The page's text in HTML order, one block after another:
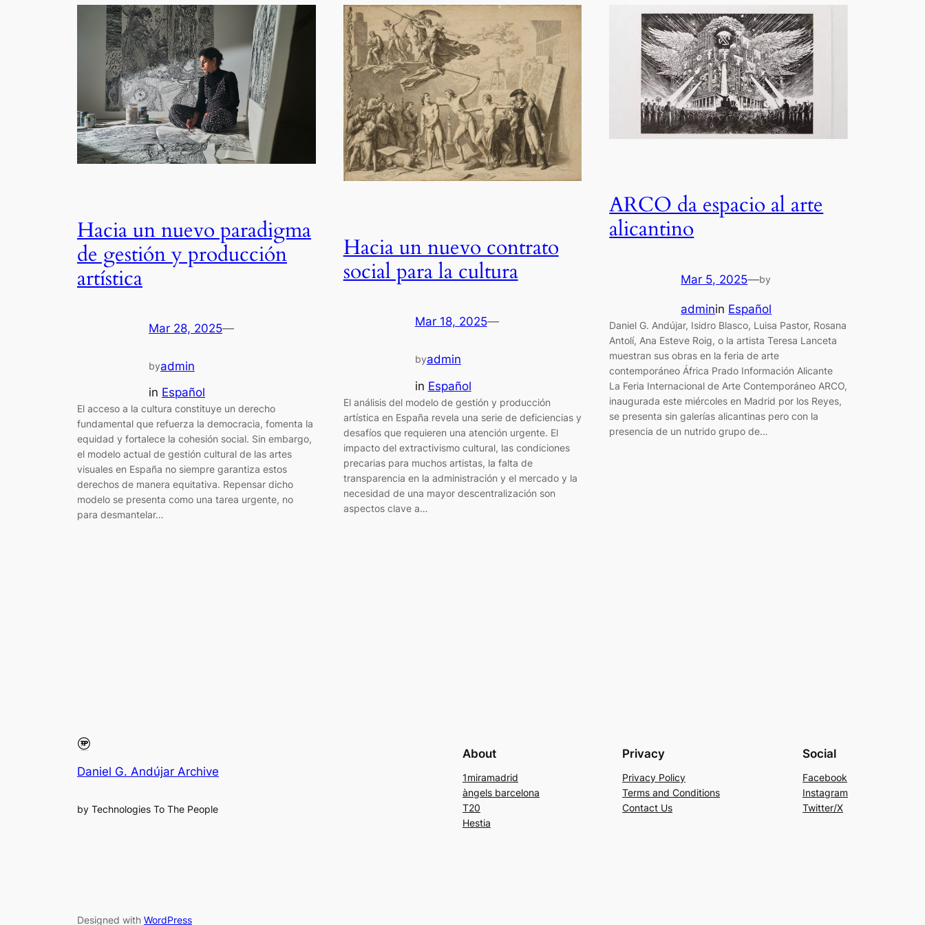
Hacia un nuevo paradigma
de gestión y producción
artística
Mar 28, 2025—
byadmin
in Español
El acceso a la cultura constituye un derecho
fundamental que refuerza la democracia, fomenta la
equidad y fortalece la cohesión social. Sin embargo,
el modelo actual de gestión cultural de las artes
visuales en España no siempre garantiza estos
derechos de manera equitativa. Repensar dicho
modelo se presenta como una tarea urgente, no
para desmantelar…
Hacia un nuevo contrato
social para la cultura
Mar 18, 2025—
byadmin
in Español
El análisis del modelo de gestión y producción
artística en España revela una serie de deficiencias y
desafíos que requieren una atención urgente. El
impacto del extractivismo cultural, las condiciones
precarias para muchos artistas, la falta de
transparencia en la administración y el mercado y la
necesidad de una mayor descentralización son
aspectos clave a…
ARCO da espacio al arte
alicantino
Mar 5, 2025—by
adminin Español
Daniel G. Andújar, Isidro Blasco, Luisa Pastor, Rosana
Antolí, Ana Esteve Roig, o la artista Teresa Lanceta
muestran sus obras en la feria de arte
contemporáneo África Prado Información Alicante
La Feria Internacional de Arte Contemporáneo ARCO,
inaugurada este miércoles en Madrid por los Reyes,
se presenta sin galerías alicantinas pero con la
presencia de un nutrido grupo de…
Daniel G. Andújar Archive
by Technologies To The People
About
1miramadrid
àngels barcelona
T20
Hestia
Privacy
Privacy Policy
Terms and Conditions
Contact Us
Social
Facebook
Instagram
Twitter/X
Designed with WordPress